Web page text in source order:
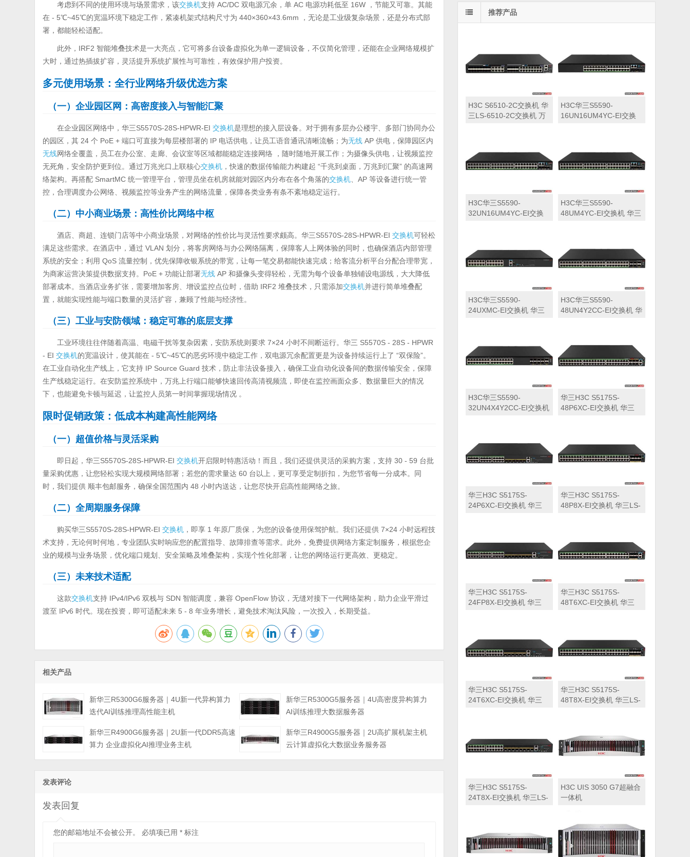
考虑到不同的使用环境与场景需求，该交换机支持 AC/DC 双电源冗余，单 AC 电源功耗低至 16W ，节能又可靠。其能
在 - 5℃~45℃的宽温环境下稳定工作，紧凑机架式结构尺寸为 440×360×43.6mm ，无论是工业级复杂场景，还是分布式部
署，都能轻松适配。
此外，IRF2 智能堆叠技术是一大亮点，它可将多台设备虚拟化为单一逻辑设备，不仅简化管理，还能在企业网络规模扩
大时，通过热插拔扩容，灵活提升系统扩展性与可靠性，有效保护用户投资。
多元使用场景：全行业网络升级优选方案
（一）企业园区网：高密度接入与智能汇聚
在企业园区网络中，华三S5570S-28S-HPWR-EI交换机是理想的接入层设备。对于拥有多层办公楼宇、多部门协同办公
的园区，其 24 个 PoE + 端口可直接为每层楼部署的 IP 电话供电，让员工语音通讯清晰流畅；为无线 AP 供电，保障园区内
无线网络全覆盖，员工在办公室、走廊、会议室等区域都能稳定连接网络 ，随时随地开展工作；为摄像头供电，让视频监控
无死角，安全防护更到位。通过万兆光口上联核心交换机 ，快速的数据传输能力构建起 “千兆到桌面，万兆到汇聚” 的高速网
络架构。再搭配 SmartMC 统一管理平台，管理员坐在机房就能对园区内分布在各个角落的交换机、AP 等设备进行统一管
控，合理调度办公网络、视频监控等业务产生的网络流量，保障各类业务有条不紊地稳定运行。
（二）中小商业场景：高性价比网络中枢
酒店、商超、连锁门店等中小商业场景，对网络的性价比与灵活性要求颇高。华三S5570S-28S-HPWR-EI交换机可轻松
满足这些需求。在酒店中，通过 VLAN 划分，将客房网络与办公网络隔离，保障客人上网体验的同时，也确保酒店内部管理
系统的安全；利用 QoS 流量控制，优先保障收银系统的带宽，让每一笔交易都能快速完成；给客流分析平台分配合理带宽，
为商家运营决策提供数据支持。PoE + 功能让部署无线 AP 和摄像头变得轻松，无需为每个设备单独铺设电源线，大大降低
部署成本。当酒店业务扩张，需要增加客房、增设监控点位时，借助 IRF2 堆叠技术，只需添加交换机并进行简单堆叠配
置，就能实现性能与端口数量的灵活扩容，兼顾了性能与经济性。
（三）工业与安防领域：稳定可靠的底层支撑
工业环境往往伴随着高温、电磁干扰等复杂因素，安防系统则要求 7×24 小时不间断运行。华三 S5570S - 28S - HPWR
- EI交换机的宽温设计，使其能在 - 5℃~45℃的恶劣环境中稳定工作，双电源冗余配置更是为设备持续运行上了 “双保险”。
在工业自动化生产线上，它支持 IP Source Guard 技术，防止非法设备接入，确保工业自动化设备间的数据传输安全，保障
生产线稳定运行。在安防监控系统中，万兆上行端口能够快速回传高清视频流，即使在监控画面众多、数据量巨大的情况
下，也能避免卡顿与延迟，让监控人员第一时间掌握现场情况 。
限时促销政策：低成本构建高性能网络
（一）超值价格与灵活采购
即日起，华三S5570S-28S-HPWR-EI交换机开启限时特惠活动！而且，我们还提供灵活的采购方案，支持 30 - 59 台批
量采购优惠，让您轻松实现大规模网络部署；若您的需求量达 60 台以上，更可享受定制折扣，为您节省每一分成本。同
时，我们提供 顺丰包邮服务，确保全国范围内 48 小时内送达，让您尽快开启高性能网络之旅。
（二）全周期服务保障
购买华三S5570S-28S-HPWR-EI交换机 ，即享 1 年原厂质保，为您的设备使用保驾护航。我们还提供 7×24 小时远程技
术支持，无论何时何地，专业团队实时响应您的配置指导、故障排查等需求。此外，免费提供网络方案定制服务，根据您企
业的规模与业务场景，优化端口规划、安全策略及堆叠架构，实现个性化部署，让您的网络运行更高效、更稳定。
（三）未来技术适配
这款交换机支持 IPv4/IPv6 双栈与 SDN 智能调度，兼容 OpenFlow 协议，无缝对接下一代网络架构，助力企业平滑过
渡至 IPv6 时代。现在投资，即可适配未来 5 - 8 年业务增长，避免技术淘汰风险，一次投入，长期受益。
相关产品
新华三R5300G6服务器｜4U新一代异构算力
迭代AI训练推理高性能主机
新华三R5300G5服务器｜4U高密度异构算力
AI训练推理大数据服务器
新华三R4900G6服务器｜2U新一代DDR5高速
算力 企业虚拟化AI推理业务主机
新华三R4900G5服务器｜2U高扩展机架主机
云计算虚拟化大数据业务服务器
发表评论
发表回复
您的邮箱地址不会被公开。 必填项已用* 标注
推荐产品
H3C S6510-2C交换机 华
三LS-6510-2C交换机 万
H3C华三S5590-
16UN16UM4YC-EI交换
H3C华三S5590-
32UN16UM4YC-EI交换
H3C华三S5590-
48UM4YC-EI交换机 华三
H3C华三S5590-
24UXMC-EI交换机 华三
H3C华三S5590-
48UN4Y2CC-EI交换机 华
H3C华三S5590-
32UN4X4Y2CC-EI交换机
华三H3C S5175S-
48P6XC-EI交换机 华三
华三H3C S5175S-
24P6XC-EI交换机 华三
华三H3C S5175S-
48P8X-EI交换机 华三LS-
华三H3C S5175S-
24FP8X-EI交换机 华三
华三H3C S5175S-
48T6XC-EI交换机 华三
华三H3C S5175S-
24T6XC-EI交换机 华三
华三H3C S5175S-
48T8X-EI交换机 华三LS-
华三H3C S5175S-
24T8X-EI交换机 华三LS-
H3C UIS 3050 G7超融合
一体机